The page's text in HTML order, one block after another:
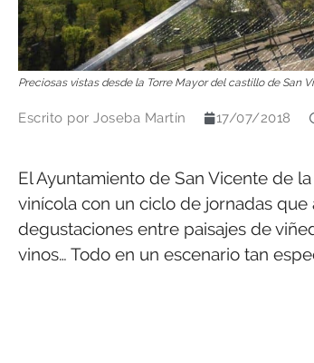
Preciosas vistas desde la Torre Mayor del castillo de San
Escrito por Joseba Martín 17/07/2018
El Ayuntamiento de San Vicente de
vinícola con un ciclo de jornadas
degustaciones entre paisajes de
vinos… Todo en un escenario tan